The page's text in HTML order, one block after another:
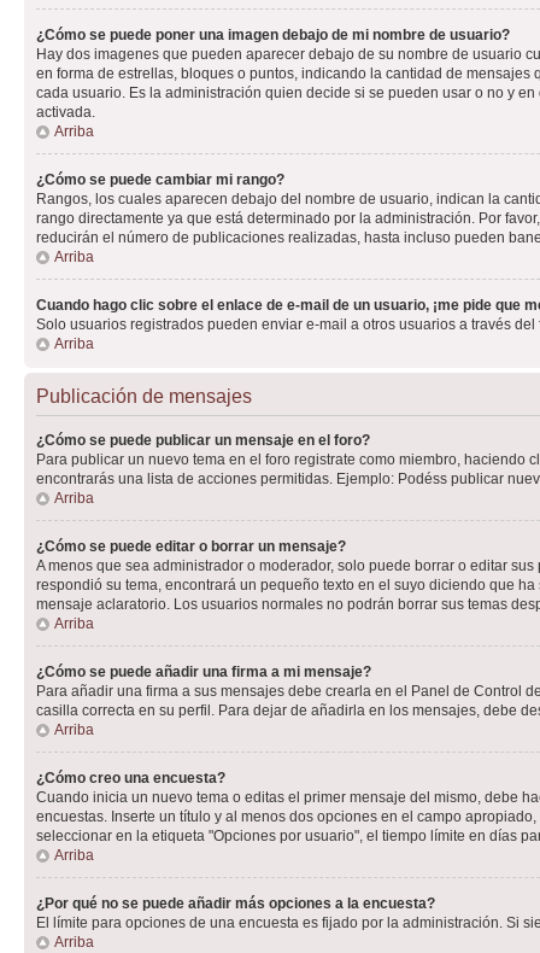
¿Cómo se puede poner una imagen debajo de mi nombre de usuario?
Hay dos imagenes que pueden aparecer debajo de su nombre de usuario
en forma de estrellas, bloques o puntos, indicando la cantidad de
cada usuario. Es la administración quien decide si se pueden usar o no y
activada.
Arriba
¿Cómo se puede cambiar mi rango?
Rangos, los cuales aparecen debajo del nombre de usuario, indican la
rango directamente ya que está determinado por la administración. Por
reducirán el número de publicaciones realizadas, hasta incluso pueden
Arriba
Cuando hago clic sobre el enlace de e-mail de un usuario, ¡me pide que
Solo usuarios registrados pueden enviar e-mail a otros usuarios a través
Arriba
Publicación de mensajes
¿Cómo se puede publicar un mensaje en el foro?
Para publicar un nuevo tema en el foro registrate como miembro,
encontrarás una lista de acciones permitidas. Ejemplo: Podéss publicar
Arriba
¿Cómo se puede editar o borrar un mensaje?
A menos que sea administrador o moderador, solo puede borrar o editar
respondió su tema, encontrará un pequeño texto en el suyo diciendo que
mensaje aclaratorio. Los usuarios normales no podrán borrar sus temas
Arriba
¿Cómo se puede añadir una firma a mi mensaje?
Para añadir una firma a sus mensajes debe crearla en el Panel de Control
casilla correcta en su perfil. Para dejar de añadirla en los mensajes, debe
Arriba
¿Cómo creo una encuesta?
Cuando inicia un nuevo tema o editas el primer mensaje del mismo, debe
encuestas. Inserte un título y al menos dos opciones en el campo
seleccionar en la etiqueta "Opciones por usuario", el tiempo límite en días
Arriba
¿Por qué no se puede añadir más opciones a la encuesta?
El límite para opciones de una encuesta es fijado por la administración. Si
Arriba